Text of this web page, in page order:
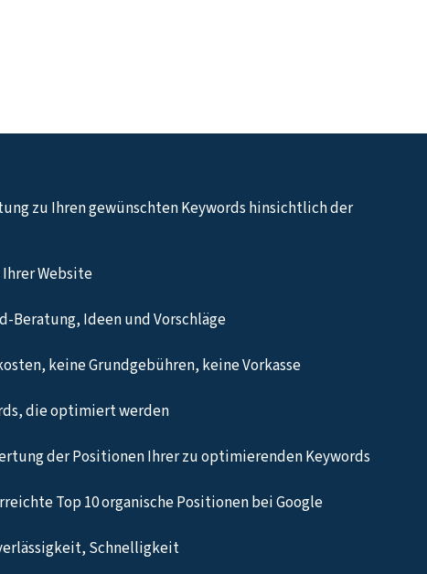
zu Ihren gewünschten Keywords hinsichtlich der
Website
Beratung, Ideen und Vorschläge
keine Grundgebühren, keine Vorkasse
die optimiert werden
der Positionen Ihrer zu optimierenden Keywords
Top 10 organische Positionen bei Google
Schnelligkeit